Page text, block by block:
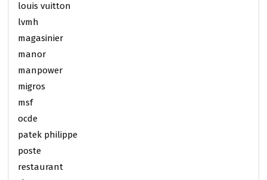
louis vuitton
lvmh
magasinier
manor
manpower
migros
msf
ocde
patek philippe
poste
restaurant